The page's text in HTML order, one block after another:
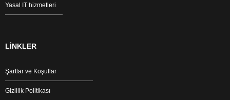
Yasal IT hizmetleri
LİNKLER
Şartlar ve Koşullar
Gizlilik Politikası